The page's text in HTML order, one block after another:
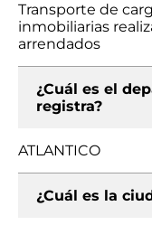
Transporte de
inmobiliarias
arrendados
¿Cuál es el
registra?
ATLANTICO
¿Cuál es la